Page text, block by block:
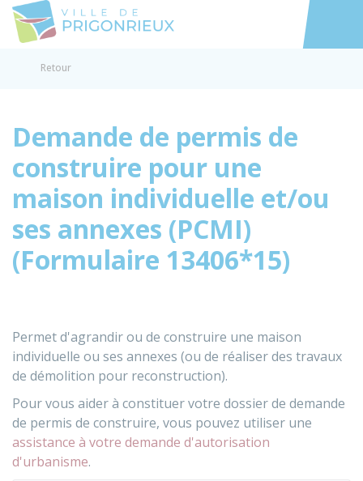
Accéder
Retour
Demande de permis de
construire pour une
maison individuelle et/ou
ses annexes (PCMI)
(Formulaire 13406*15)
Permet d'agrandir ou de construire une maison
individuelle ou ses annexes (ou de réaliser des travaux
de démolition pour reconstruction).
Pour vous aider à constituer votre dossier de demande
de permis de construire, vous pouvez utiliser une
assistance à votre demande d'autorisation
d'urbanisme.